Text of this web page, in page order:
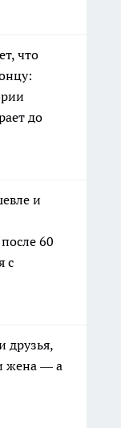
что
до
и
60
с
друзья,
жена — а